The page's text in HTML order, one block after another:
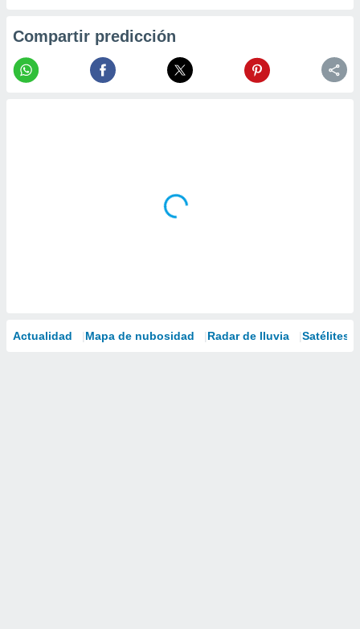
Compartir predicción
Actualidad Mapa de nubosidad Radar de lluvia Satélites